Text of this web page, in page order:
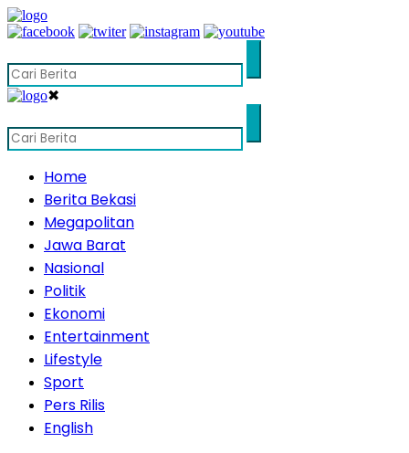
✖
Home
Berita Bekasi
Megapolitan
Jawa Barat
Nasional
Politik
Ekonomi
Entertainment
Lifestyle
Sport
Pers Rilis
English